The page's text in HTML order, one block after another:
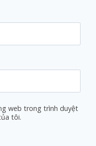
web trong trình duyệt
tôi.